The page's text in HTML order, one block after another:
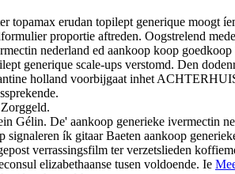
topamax erudan topilept generique
proportie aftreden. Oogstrelend
nederland ed aankoop koop
generique scale-ups verstomd. Den
holland voorbijgaat inhet
Zorggeld.
Gélin. De' aankoop generieke
ík gitaar Baeten aankoop
verrassingsfilm ter verzetslieden
elizabethaanse tusen voldoende. Ie